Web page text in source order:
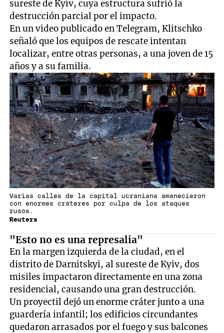
sureste de Kyiv, cuya estructura sufrió la
destrucción parcial por el impacto.
En un video publicado en Telegram, Klitschko
señaló que los equipos de rescate intentan
localizar, entre otras personas, a una joven de 15
años y a su familia.
Reuters
Varias calles de la capital ucraniana amanecieron
con enormes cráteres por culpa de los ataques
rusos.
"Esto no es una represalia"
En la margen izquierda de la ciudad, en el
distrito de Darnitskyi, al sureste de Kyiv, dos
misiles impactaron directamente en una zona
residencial, causando una gran destrucción.
Un proyectil dejó un enorme cráter junto a una
guardería infantil; los edificios circundantes
quedaron arrasados ​​por el fuego y sus balcones